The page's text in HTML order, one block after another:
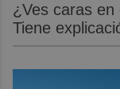
¿Ves caras
Tiene